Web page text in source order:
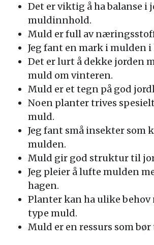
Det er viktig å ha balanse i
muldinnhold.
Muld er full av
Jeg fant en mark i mulden
Det er lurt å dekke jorden
muld om vinteren.
Muld er et tegn på god
Noen planter trives
muld.
Jeg fant små insekter som
mulden.
Muld gir god struktur til
Jeg pleier å lufte mulden
hagen.
Planter kan ha ulike
type muld.
Muld er en ressurs som bør